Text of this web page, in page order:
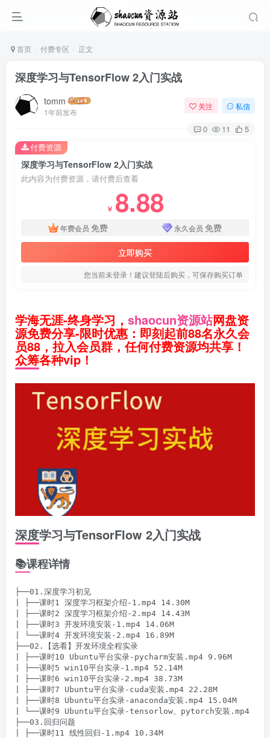
首页 付费专区 正文
深度学习与TensorFlow 2入门实战
tomm
1年前发布
关注 私信
0 11 5
深度学习与TensorFlow 2入门实战
此内容为付费资源，请付费后查看
￥ 8.88
年费会员 免费 永久会员 免费
立即购买
您当前未登录！建议登陆后购买，可保存购买订单
付费资源
学海无涯-终身学习， shaocun资源站网盘资
源免费分享-限时优惠：即刻起前88名永久会
员88，拉入会员群，任何付费资源均共享！
众筹各种vip！
深度学习与TensorFlow 2入门实战
📚课程详情
├──01.深度学习初见
| ├──课时1 深度学习框架介绍-1.mp4 14.30M
| ├──课时2 深度学习框架介绍-2.mp4 14.43M
| ├──课时3 开发环境安装-1.mp4 14.06M
| └──课时4 开发环境安装-2.mp4 16.89M
├──02.【选看】开发环境全程实录
| ├──课时10 Ubuntu平台实录-pycharm安装.mp4 9.96M
| ├──课时5 win10平台实录-1.mp4 52.14M
| ├──课时6 win10平台实录-2.mp4 38.73M
| ├──课时7 Ubuntu平台实录-cuda安装.mp4 22.28M
| ├──课时8 Ubuntu平台实录-anaconda安装.mp4 15.04M
| └──课时9 Ubuntu平台实录-tensorlow、pytorch安装.mp4
├──03.回归问题
| ├──课时11 线性回归-1.mp4 10.34M